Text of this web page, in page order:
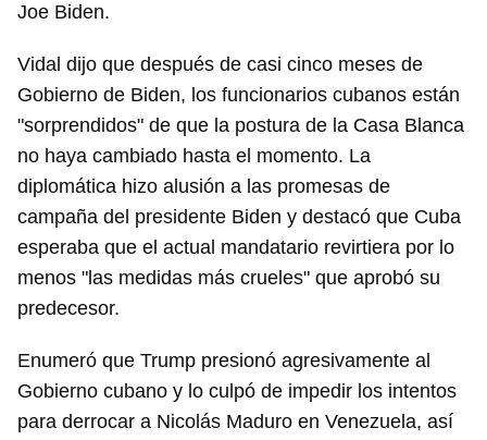
Joe Biden.
Vidal dijo que después de casi cinco meses de
Gobierno de Biden, los funcionarios cubanos están
"sorprendidos" de que la postura de la Casa Blanca
no haya cambiado hasta el momento. La
diplomática hizo alusión a las promesas de
campaña del presidente Biden y destacó que Cuba
esperaba que el actual mandatario revirtiera por lo
menos "las medidas más crueles" que aprobó su
predecesor.
Enumeró que Trump presionó agresivamente al
Gobierno cubano y lo culpó de impedir los intentos
para derrocar a Nicolás Maduro en Venezuela, así